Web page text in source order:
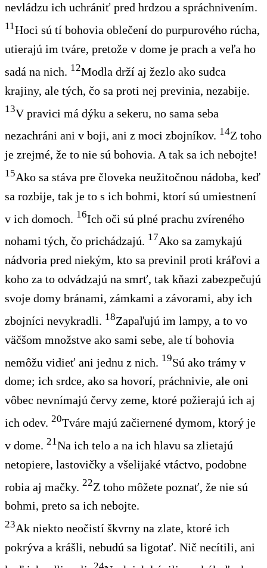
nevládzu ich uchrániť pred hrdzou a spráchnivením.
11Hoci sú tí bohovia oblečení do purpurového rúcha,
utierajú im tváre, pretože v dome je prach a veľa ho
sadá na nich. 12Modla drží aj žezlo ako sudca
krajiny, ale tých, čo sa proti nej previnia, nezabije.
13V pravici má dýku a sekeru, no sama seba
nezachráni ani v boji, ani z moci zbojníkov. 14Z toho
je zrejmé, že to nie sú bohovia. A tak sa ich nebojte!
15Ako sa stáva pre človeka neužitočnou nádoba, keď
sa rozbije, tak je to s ich bohmi, ktorí sú umiestnení
v ich domoch.
16Ich oči sú plné prachu zvíreného
nohami tých, čo prichádzajú. 17Ako sa zamykajú
nádvoria pred niekým, kto sa previnil proti kráľovi a
koho za to odvádzajú na smrť, tak kňazi zabezpečujú
svoje domy bránami, zámkami a závorami, aby ich
zbojníci nevykradli. 18Zapaľujú im lampy, a to vo
väčšom množstve ako sami sebe, ale tí bohovia
nemôžu vidieť ani jednu z nich.
19Sú ako trámy v
dome; ich srdce, ako sa hovorí, práchnivie, ale oni
vôbec nevnímajú červy zeme, ktoré požierajú ich aj
ich odev. 20Tváre majú začiernené dymom, ktorý je
v dome. 21Na ich telo a na ich hlavu sa zlietajú
netopiere, lastovičky a všelijaké vtáctvo, podobne
robia aj mačky. 22Z toho môžete poznať, že nie sú
bohmi, preto sa ich nebojte.
23Ak niekto neočistí škvrny na zlate, ktoré ich
pokrýva a krášli, nebudú sa ligotať. Nič necítili, ani